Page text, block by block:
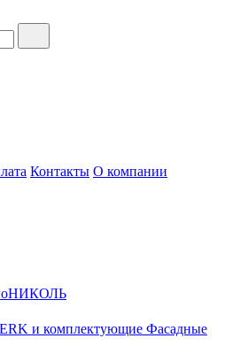
Контакты О компании
и комплектующие Фасадные